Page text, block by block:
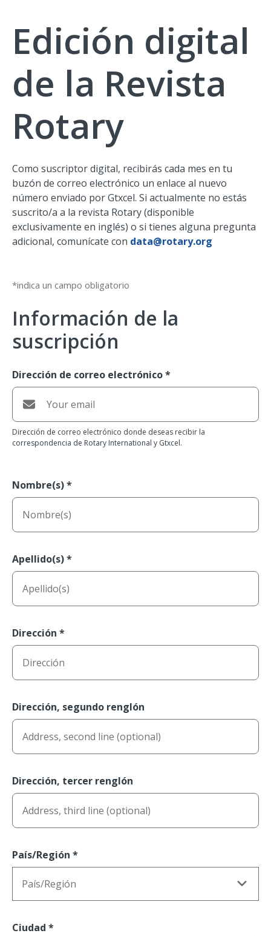
Edición digital
de la Revista
Rotary
Como suscriptor digital, recibirás cada mes en tu
buzón de correo electrónico un enlace al nuevo
número enviado por Gtxcel. Si actualmente no estás
suscrito/a a la revista Rotary (disponible
exclusivamente en inglés) o si tienes alguna pregunta
adicional, comunícate con data@rotary.org
*indica un campo obligatorio
Información de la
suscripción
Dirección de correo electrónico*
Dirección de correo electrónico donde deseas recibir la
correspondencia de Rotary International y Gtxcel.
Nombre(s)*
Apellido(s)*
Dirección *
Dirección, segundo renglón
Dirección, tercer renglón
País/Región *
País/Región
Ciudad *